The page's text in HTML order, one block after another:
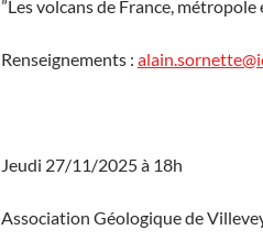
”Les volcans de France,
Renseignements :
Jeudi 27/11/2025 à 18h
Association Géologique de